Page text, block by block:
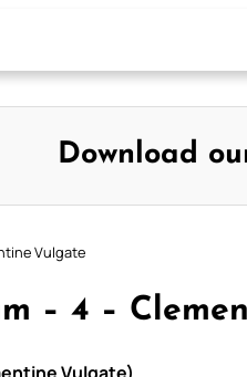
Download
Vulgate
– 4 –
Vulgate)